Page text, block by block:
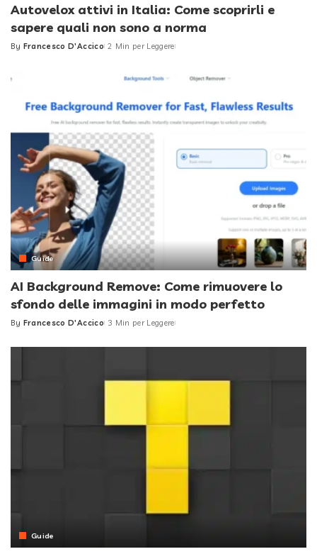
Autovelox attivi in Italia: Come scoprirli e
sapere quali non sono a norma
Posted
By Francesco D'Accico 2 Min per Leggere
Guide
AI Background Remove: Come rimuovere lo
sfondo delle immagini in modo perfetto
Posted
By Francesco D'Accico 3 Min per Leggere
Guide